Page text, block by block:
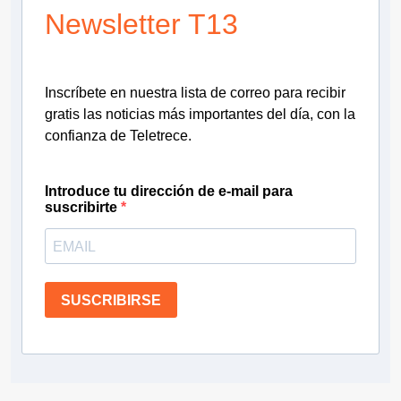
Newsletter T13
Inscríbete en nuestra lista de correo para recibir
gratis las noticias más importantes del día, con la
confianza de Teletrece.
Introduce tu dirección de e-mail para
suscribirte
SUSCRIBIRSE